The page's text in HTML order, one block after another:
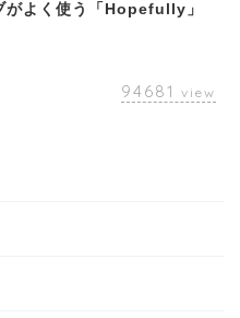
がよく使う「Hopefully」
94681 view